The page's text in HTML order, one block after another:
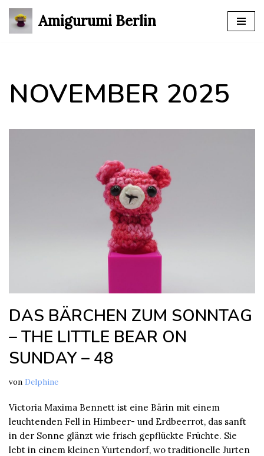
Zum
Amigurumi Berlin
NOVEMBER 2025
DAS BÄRCHEN ZUM SONNTAG
– THE LITTLE BEAR ON
SUNDAY – 48
von Delphine
Victoria Maxima Bennett ist eine Bärin mit einem
leuchtenden Fell in Himbeer- und Erdbeerrot, das sanft
in der Sonne glänzt wie frisch gepflückte Früchte. Sie
lebt in einem kleinen Yurtendorf, wo traditionelle Jurten